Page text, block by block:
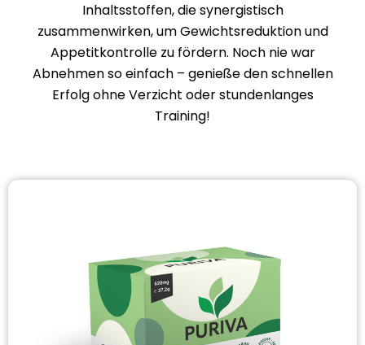
Inhaltsstoffen, die synergistisch
zusammenwirken, um Gewichtsreduktion und
Appetitkontrolle zu fördern. Noch nie war
Abnehmen so einfach – genieße den schnellen
Erfolg ohne Verzicht oder stundenlanges
Training!